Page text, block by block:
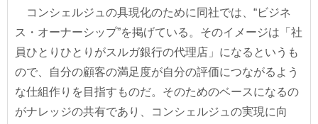
コンシェルジュの具現化のために同社では、“ビジネ
ス・オーナーシップ”を掲げている。そのイメージは「社
員ひとりひとりがスルガ銀行の代理店」になるというも
ので、自分の顧客の満足度が自分の評価につながるよう
な仕組作りを目指すものだ。そのためのベースになるの
がナレッジの共有であり、コンシェルジュの実現に向